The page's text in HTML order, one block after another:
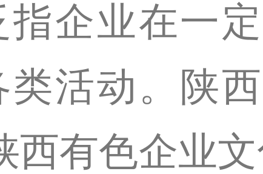
企业在一
类活动。陕
西有色企业